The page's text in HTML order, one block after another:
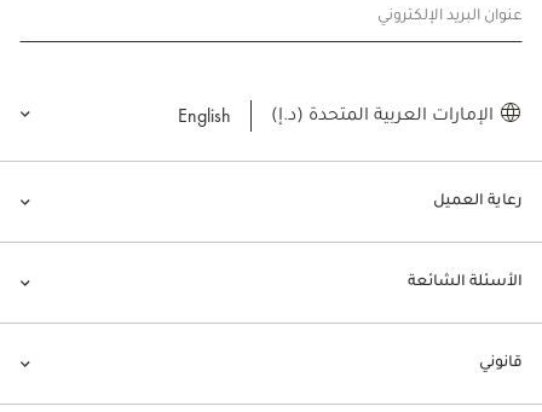
رعاية العميل
الأسئلة الشائعة
قانوني
عنوان البريد الإلكتروني
الإمارات العربية المتحدة (د.إ) English